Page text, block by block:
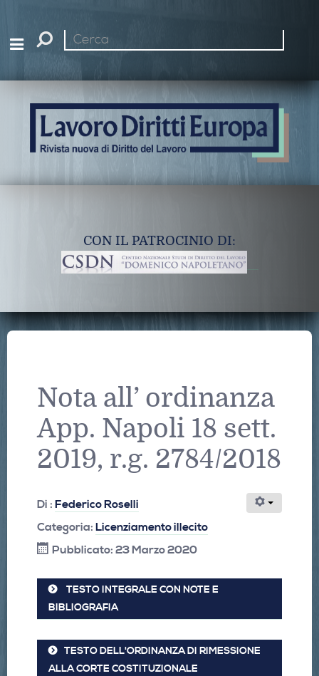
Cerca
CON IL PATROCINIO DI:
Nota all’ ordinanza
App. Napoli 18 sett.
2019, r.g. 2784/2018
Di : Federico Roselli
Categoria: Licenziamento illecito
Pubblicato: 23 Marzo 2020
TESTO INTEGRALE CON NOTE E
BIBLIOGRAFIA
TESTO DELL'ORDINANZA DI RIMESSIONE
ALLA CORTE COSTITUZIONALE